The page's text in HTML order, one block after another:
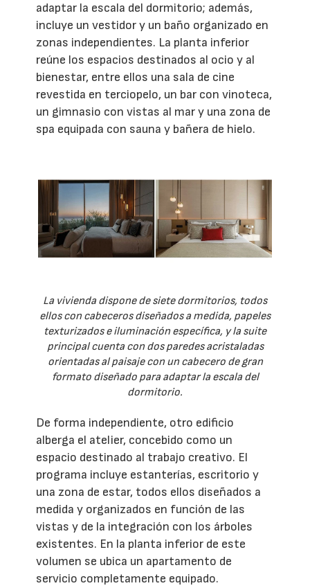
adaptar la escala del dormitorio; además,
incluye un vestidor y un baño organizado en
zonas independientes. La planta inferior
reúne los espacios destinados al ocio y al
bienestar, entre ellos una sala de cine
revestida en terciopelo, un bar con vinoteca,
un gimnasio con vistas al mar y una zona de
spa equipada con sauna y bañera de hielo.
La vivienda dispone de siete dormitorios, todos
ellos con cabeceros diseñados a medida, papeles
texturizados e iluminación específica, y la suite
principal cuenta con dos paredes acristaladas
orientadas al paisaje con un cabecero de gran
formato diseñado para adaptar la escala del
dormitorio.
De forma independiente, otro edificio
alberga el atelier, concebido como un
espacio destinado al trabajo creativo. El
programa incluye estanterías, escritorio y
una zona de estar, todos ellos diseñados a
medida y organizados en función de las
vistas y de la integración con los árboles
existentes. En la planta inferior de este
volumen se ubica un apartamento de
servicio completamente equipado.